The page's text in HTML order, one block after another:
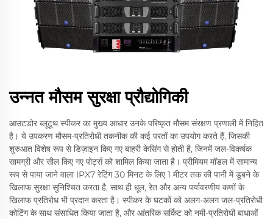
उन्नत मौसम सुरक्षा प्रौद्योगिकी
आउटडोर ब्लूटूथ स्पीकर का मुख्य आधार उनके परिष्कृत मौसम संरक्षण प्रणाली में निहित
है। ये उपकरण मौसम-प्रतिरोधी तकनीक की कई परतों का उपयोग करते हैं, जिसकी
शुरुआत विशेष रूप से डिज़ाइन किए गए बाहरी केसिंग से होती है, जिनमें जल-विकर्षक
सामग्री और सील किए गए पोर्ट्स को शामिल किया जाता है। प्रीमियम मॉडल में सामान्य
रूप से पाया जाने वाला IPX7 रेटिंग 30 मिनट के लिए 1 मीटर तक की पानी में डूबने के
खिलाफ सुरक्षा सुनिश्चित करता है, साथ ही धूल, रेत और अन्य पर्यावरणीय कणों के
खिलाफ प्रतिरोध भी प्रदान करता है। स्पीकर के घटकों को अलग-अलग जल-प्रतिरोधी
कोटिंग के साथ संसाधित किया जाता है, और आंतरिक सर्किट को नमी-प्रतिरोधी बाधाओं